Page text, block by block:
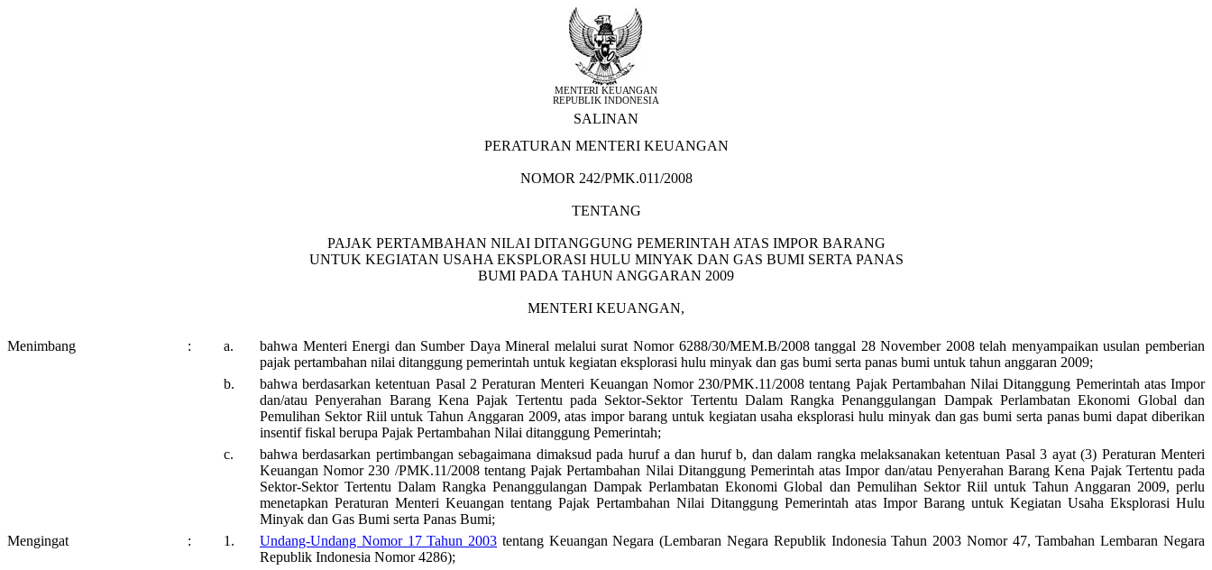
MENTERI KEUANGAN
REPUBLIK INDONESIA
SALINAN
PERATURAN MENTERI KEUANGAN
NOMOR 242/PMK.011/2008
TENTANG
PAJAK PERTAMBAHAN NILAI DITANGGUNG PEMERINTAH ATAS IMPOR BARANG
UNTUK KEGIATAN USAHA EKSPLORASI HULU MINYAK DAN GAS BUMI SERTA PANAS
BUMI PADA TAHUN ANGGARAN 2009
MENTERI KEUANGAN,
Menimbang : a.
bahwa Menteri Energi dan Sumber Daya Mineral melalui surat Nomor 6288/30/MEM.B/2008 tanggal 28 November 2008 telah menyampaikan usulan pemberian
pajak pertambahan nilai ditanggung pemerintah untuk kegiatan eksplorasi hulu minyak dan gas bumi serta panas bumi untuk tahun anggaran 2009;
b.
bahwa berdasarkan ketentuan Pasal 2 Peraturan Menteri Keuangan Nomor 230/PMK.11/2008 tentang Pajak Pertambahan Nilai Ditanggung Pemerintah atas Impor
dan/atau Penyerahan Barang Kena Pajak Tertentu pada Sektor-Sektor Tertentu Dalam Rangka Penanggulangan Dampak Perlambatan Ekonomi Global dan
Pemulihan Sektor Riil untuk Tahun Anggaran 2009, atas impor barang untuk kegiatan usaha eksplorasi hulu minyak dan gas bumi serta panas bumi dapat diberikan
insentif fiskal berupa Pajak Pertambahan Nilai ditanggung Pemerintah;
c.
bahwa berdasarkan pertimbangan sebagaimana dimaksud pada huruf a dan huruf b, dan dalam rangka melaksanakan ketentuan Pasal 3 ayat (3) Peraturan Menteri
Keuangan Nomor 230 /PMK.11/2008 tentang Pajak Pertambahan Nilai Ditanggung Pemerintah atas Impor dan/atau Penyerahan Barang Kena Pajak Tertentu pada
Sektor-Sektor Tertentu Dalam Rangka Penanggulangan Dampak Perlambatan Ekonomi Global dan Pemulihan Sektor Riil untuk Tahun Anggaran 2009, perlu
menetapkan Peraturan Menteri Keuangan tentang Pajak Pertambahan Nilai Ditanggung Pemerintah atas Impor Barang untuk Kegiatan Usaha Eksplorasi Hulu
Minyak dan Gas Bumi serta Panas Bumi;
Mengingat
: 1. Undang-Undang Nomor 17 Tahun 2003 tentang Keuangan Negara (Lembaran Negara Republik Indonesia Tahun 2003 Nomor 47, Tambahan Lembaran Negara
Republik Indonesia Nomor 4286);